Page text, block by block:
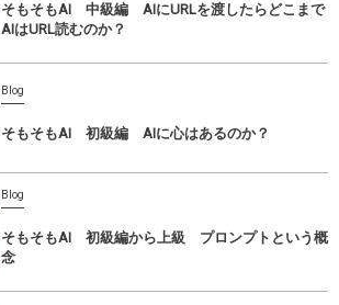
そもそもAI 中級編 AIにURLを渡したらどこまで
AIはURL読むのか？
Blog
そもそもAI 初級編 AIに心はあるのか？
Blog
そもそもAI 初級編から上級 プロンプトという概
念